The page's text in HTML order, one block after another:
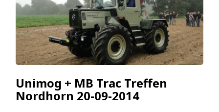
Unimog + MB Trac Treffen
Nordhorn 20-09-2014